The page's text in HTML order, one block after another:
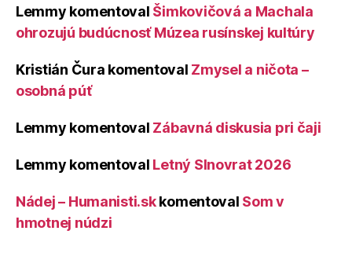
Lemmy komentoval Šimkovičová a Machala
ohrozujú budúcnosť Múzea rusínskej kultúry
Kristián Čura komentoval Zmysel a ničota –
osobná púť
Lemmy komentoval Zábavná diskusia pri čaji
Lemmy komentoval Letný Slnovrat 2026
Nádej – Humanisti.skkomentoval Som v
hmotnej núdzi